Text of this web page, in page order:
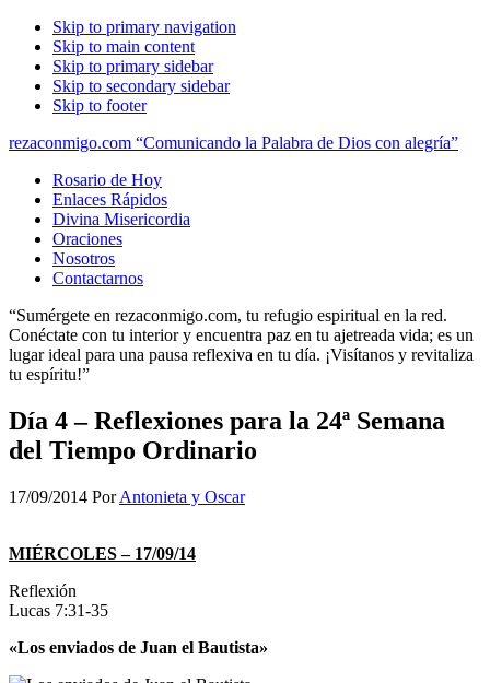
Skip to primary navigation
Skip to main content
Skip to primary sidebar
Skip to secondary sidebar
Skip to footer
rezaconmigo.com “Comunicando la Palabra de Dios con alegría”
Rosario de Hoy
Enlaces Rápidos
Divina Misericordia
Oraciones
Nosotros
Contactarnos
“Sumérgete en rezaconmigo.com, tu refugio espiritual en la red.
Conéctate con tu interior y encuentra paz en tu ajetreada vida; es un
lugar ideal para una pausa reflexiva en tu día. ¡Visítanos y revitaliza
tu espíritu!”
Día 4 – Reflexiones para la 24ª Semana
del Tiempo Ordinario
17/09/2014 PorAntonieta y Oscar
MIÉRCOLES – 17/09/14
Reflexión
Lucas 7:31-35
«Los enviados de Juan el Bautista»